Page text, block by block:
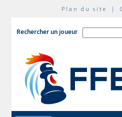
Plan du site |
Rechercher un joueur